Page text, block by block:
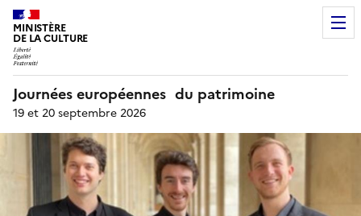
MINISTÈRE
DE LA CULTURE
Journées européennes du patrimoine
19 et 20 septembre 2026